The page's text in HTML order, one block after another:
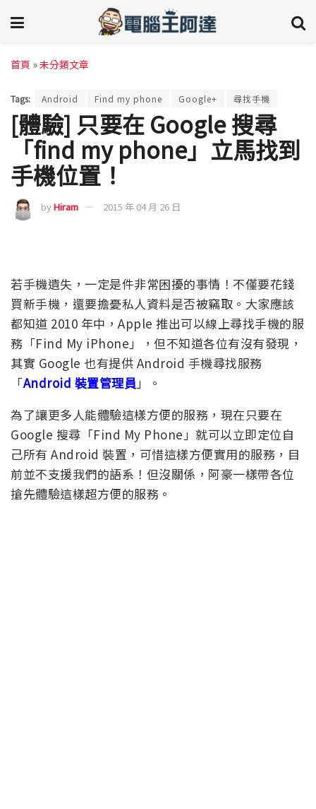
首頁 »未分類文章
Tags: Android Find my phone Google+ 尋找手機
[體驗] 只要在 Google 搜尋
「find my phone」立馬找到
手機位置！
byHiram 2015 年 04 月 26 日
若手機遺失，一定是件非常困擾的事情！不僅要花錢
買新手機，還要擔憂私人資料是否被竊取。大家應該
都知道 2010 年中，Apple 推出可以線上尋找手機的服
務「Find My iPhone」，但不知道各位有沒有發現，
其實 Google 也有提供 Android 手機尋找服務
「Android 裝置管理員」。
為了讓更多人能體驗這樣方便的服務，現在只要在
Google 搜尋「Find My Phone」就可以立即定位自
己所有 Android 裝置，可惜這樣方便實用的服務，目
前並不支援我們的語系！但沒關係，阿豪一樣帶各位
搶先體驗這樣超方便的服務。